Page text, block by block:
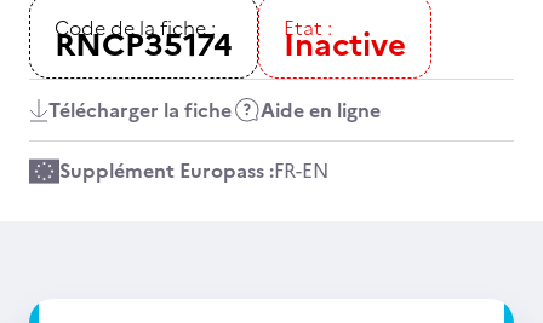
Code de la fiche :
RNCP35174 Etat :
Inactive
Télécharger la fiche Aide en ligne
Supplément Europass :FR-EN